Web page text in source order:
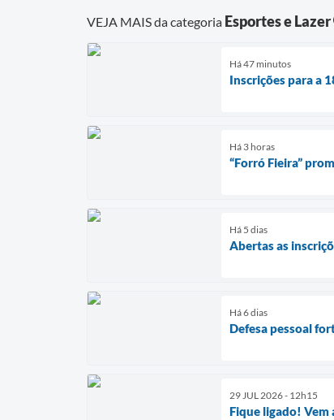
VEJA MAIS da categoria Esportes e Lazer
Há 47 minutos
Inscrições para a
Há 3 horas
“Forró Fieira”
Há 5 dias
Abertas as
Há 6 dias
Defesa pessoal
29 JUL 2026 - 12h15
Fique ligado! Vem